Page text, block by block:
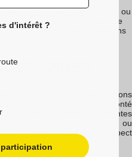
de running, de vélo, ou
directement sur la chaussure
ajustements sont néanmoins
surtout sur le laçage !
personnalisation, nous avons
qui prolongent cette volonté
va des solutions chauffantes
ou
accessoires qui ont l’aspect
faire de grandes différences.
d'intérêt ?